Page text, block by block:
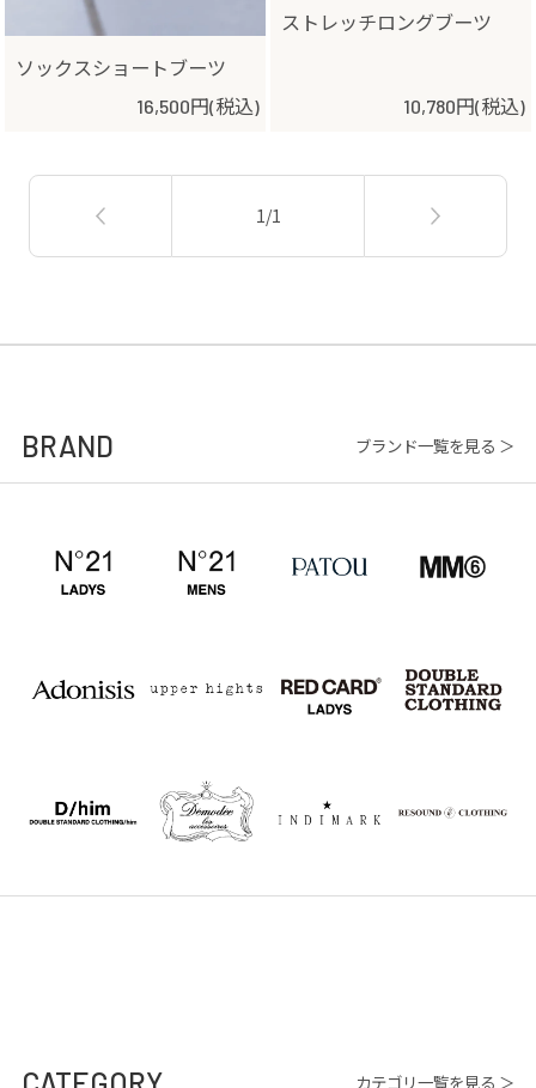
ソックスショートブーツ
16,500円(税込)
ストレッチロングブーツ
10,780円(税込)
1/1
BRAND ブランド一覧を見る ＞
カテゴリ一覧を見る ＞